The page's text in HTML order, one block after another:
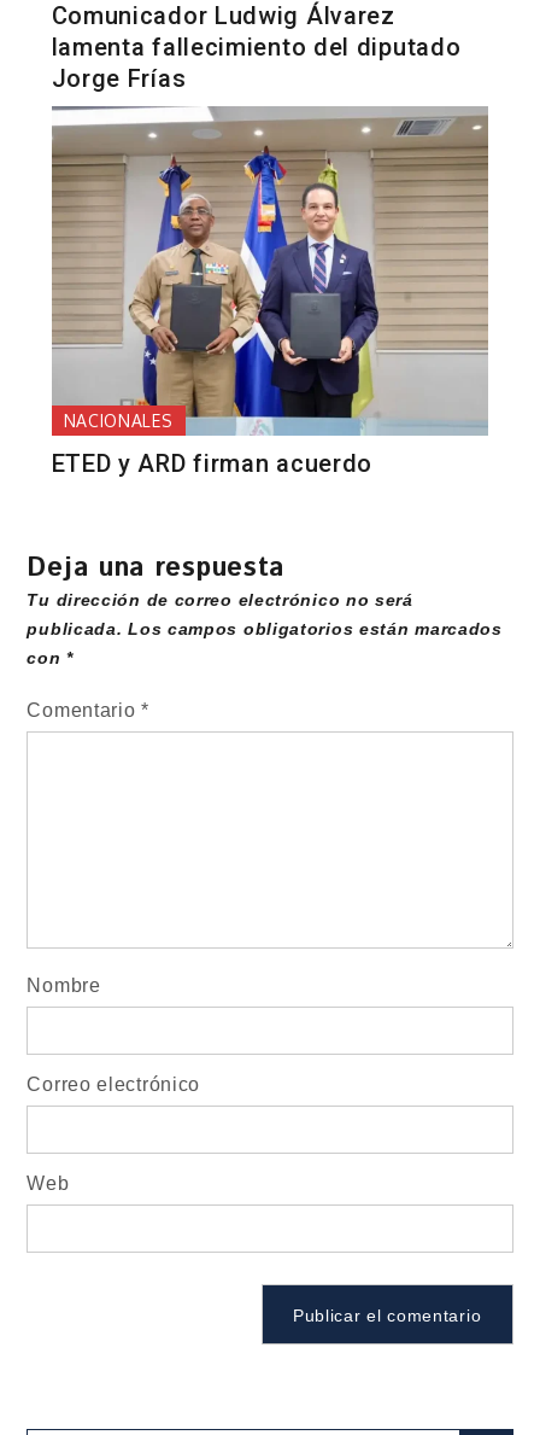
Comunicador Ludwig Álvarez
lamenta fallecimiento del diputado
Jorge Frías
NACIONALES
ETED y ARD firman acuerdo
Deja una respuesta
Tu dirección de correo electrónico no será
publicada. Los campos obligatorios están marcados
con*
Comentario*
Nombre
Correo electrónico
Web